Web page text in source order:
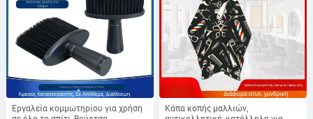
Εργαλεία κομμωτηρίου για χρήση
Κάπα κοπής μαλλιών,